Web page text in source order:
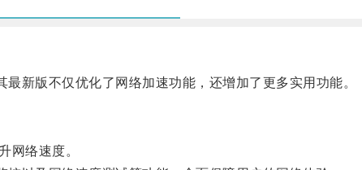
版不仅优化了网络加速功能，还增加了更多实用功能。
络速度。